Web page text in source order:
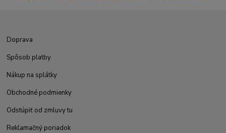
Doprava
Spôsob platby
Nákup na splátky
Obchodné podmienky
Odstúpiť od zmluvy tu
Reklamačný poriadok